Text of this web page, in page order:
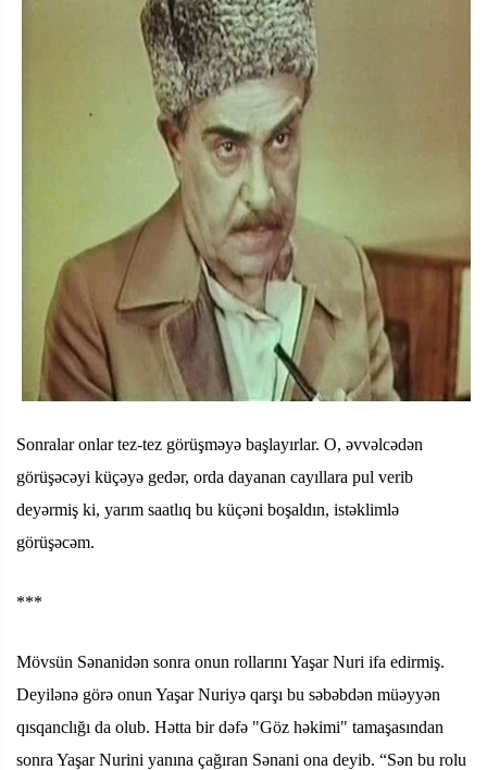
Sonralar onlar tez-tez görüşməyə başlayırlar. O, əvvəlcədən
görüşəcəyi küçəyə gedər, orda dayanan cayıllara pul verib
deyərmiş ki, yarım saatlıq bu küçəni boşaldın, istəklimlə
görüşəcəm.
***
Mövsün Sənanidən sonra onun rollarını Yaşar Nuri ifa edirmiş.
Deyilənə görə onun Yaşar Nuriyə qarşı bu səbəbdən müəyyən
qısqanclığı da olub. Hətta bir dəfə "Göz həkimi" tamaşasından
sonra Yaşar Nurini yanına çağıran Sənani ona deyib. “Sən bu rolu